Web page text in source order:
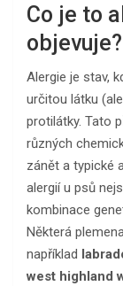
Co je to
objevuje?
Alergie je stav,
určitou látku
protilátky. Tato
různých
zánět a typické
alergií u psů
kombinace
Některá
například
west highland